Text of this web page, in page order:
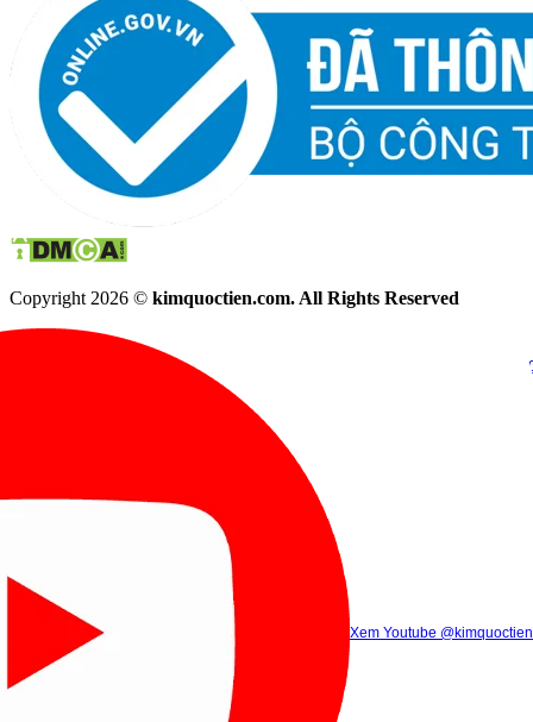
Copyright 2026 © kimquoctien.com. All Rights Reserved
Xem Tik Tok
(8h00 - 21h30)
(8h00 -
Gọi điện (8h00 - 21h30)
Xem Youtube @kimquoctien